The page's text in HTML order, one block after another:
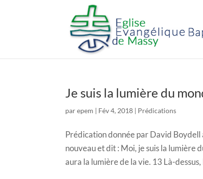
Je suis la lumière du
parepem | Fév 4, 2018 | Prédications
Prédication donnée par David
nouveau et dit : Moi, je suis la lumière
aura la lumière de la vie. 13 Là-dessus,